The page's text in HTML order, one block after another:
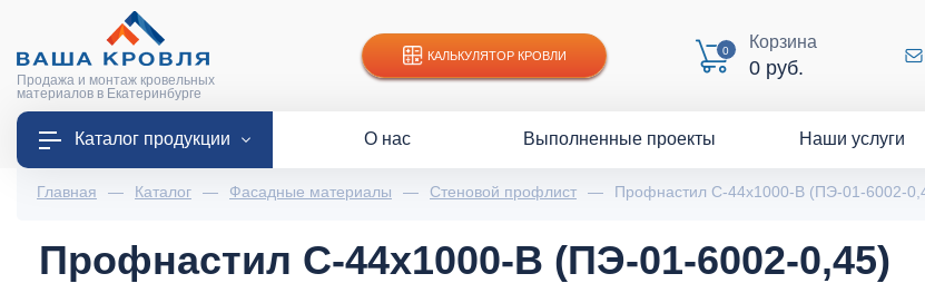
Продажа и монтаж кровельных
материалов в Екатеринбурге
КАЛЬКУЛЯТОР КРОВЛИ 0 Корзина
0 руб.
Каталог продукции О нас Выполненные проекты Наши услуги
Главная — Каталог — Фасадные материалы — Стеновой профлист — Профнастил С-44x1000-B (ПЭ-01-6002-
Профнастил С-44x1000-B (ПЭ-01-6002-0,45)